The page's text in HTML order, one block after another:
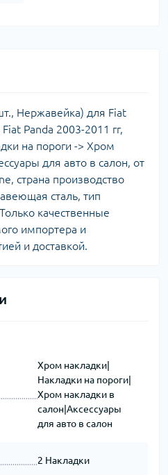
Нержавейка) для Fiat
Panda 2003-2011 гг,
на пороги -> Хром
для авто в салон, от
страна производство
сталь, тип
качественные
импортера и
и доставкой.
Хром накладки|
Накладки на пороги|
Хром накладки в
салон|Аксессуары
для авто в салон
2 Накладки